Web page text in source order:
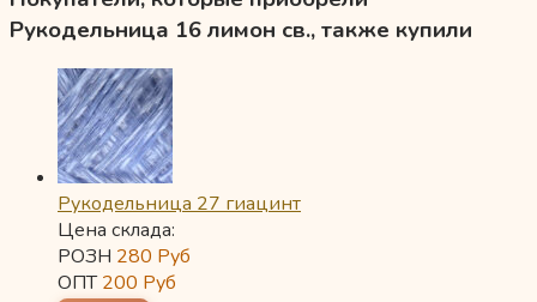
Рукодельница 16 лимон св., также купили
Рукодельница 27 гиацинт
Цена склада:
РОЗН 280 Руб
ОПТ200 Руб